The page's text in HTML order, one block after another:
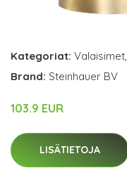
Kategoriat: Valaisimet,
Brand: Steinhauer BV
103.9 EUR
LISÄTIETOJA